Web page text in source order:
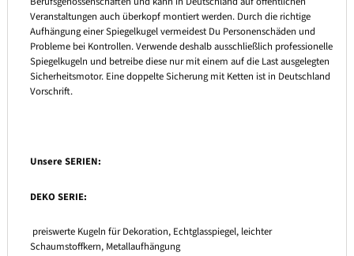
Veranstaltungen auch überkopf montiert werden. Durch die richtige
Aufhängung einer Spiegelkugel vermeidest Du Personenschäden und
Probleme bei Kontrollen. Verwende deshalb ausschließlich professionelle
Spiegelkugeln und betreibe diese nur mit einem auf die Last ausgelegten
Sicherheitsmotor. Eine doppelte Sicherung mit Ketten ist in Deutschland
Vorschrift.
Unsere SERIEN:
DEKO SERIE:
preiswerte Kugeln für Dekoration, Echtglasspiegel, leichter
Schaumstoffkern, Metallaufhängung